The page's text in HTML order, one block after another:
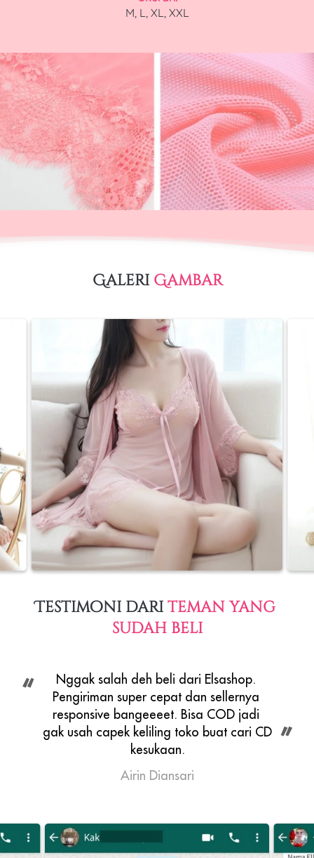
M, L, XL, XXL
Galeri Gambar
Testimoni dari teman yang
sudah beli
“
Nggak salah deh beli dari Elsashop.
Pengiriman super cepat dan sellernya
responsive bangeeeet. Bisa COD jadi
gak usah capek keliling toko buat cari CD
kesukaan.
”
Airin Diansari